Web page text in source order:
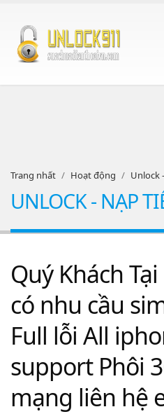
Trang nhất Hoạt động Unlock
UNLOCK - NẠP
Quý Khách
có nhu cầu
Full lỗi All
support Phôi
mạng liên hệ